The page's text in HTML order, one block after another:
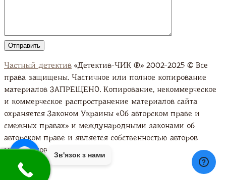
Зв'язок з нами
Частный детектив «Детектив-ЧИК ®» 2002-2025 © Все
права защищены. Частичное или полное копирование
материалов ЗАПРЕЩЕНО. Копирование, некоммерческое
и коммерческое распространение материалов сайта
охраняется Законом Украины «Об авторском праве и
смежных правах» и международными законами об
авторском праве и является собственностью авторов
материалов. Подробно